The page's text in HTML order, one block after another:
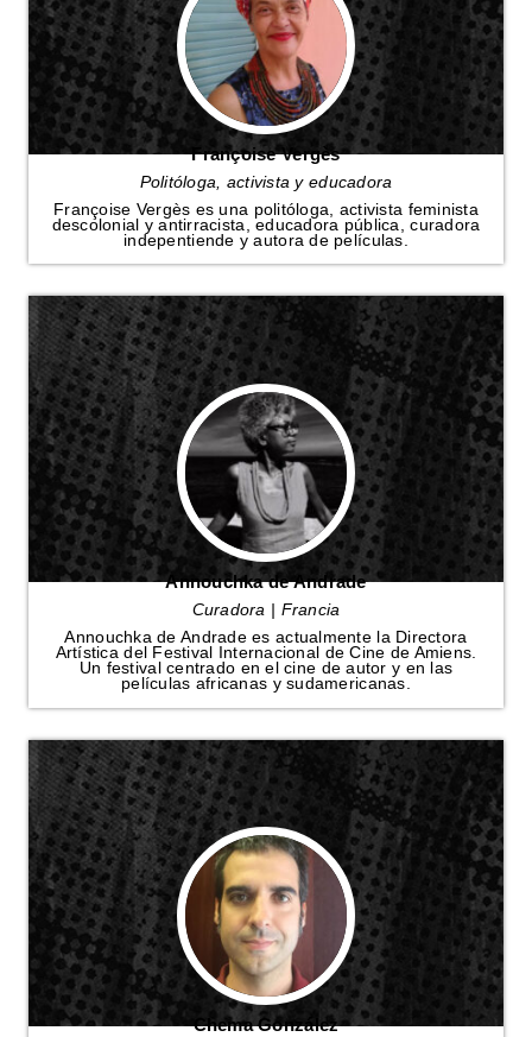
Françoise Vergès
Politóloga, activista y educadora
Françoise Vergès es una politóloga, activista feminista
descolonial y antirracista, educadora pública, curadora
indepentiende y autora de películas.
Annouchka de Andrade
Curadora | Francia
Annouchka de Andrade es actualmente la Directora
Artística del Festival Internacional de Cine de Amiens.
Un festival centrado en el cine de autor y en las
películas africanas y sudamericanas.
Chema González